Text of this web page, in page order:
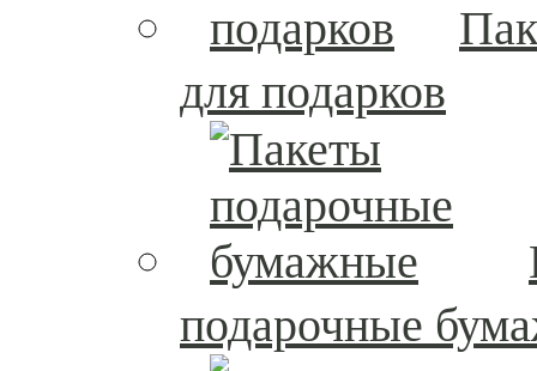
для подарков
подарочные